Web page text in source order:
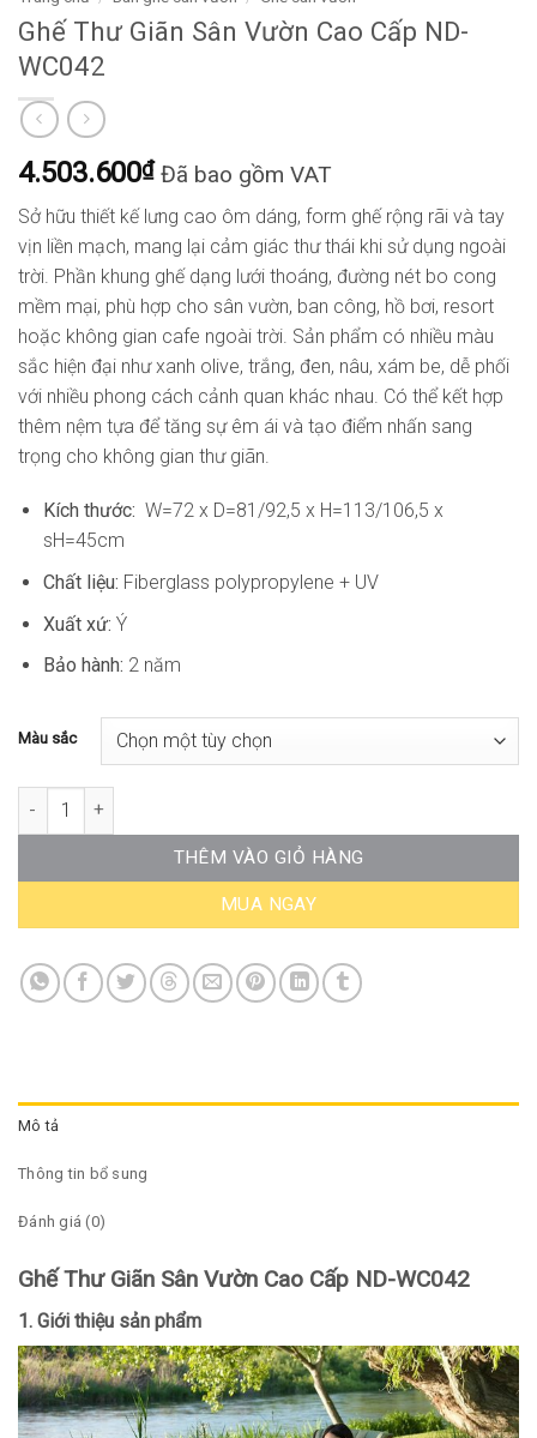
Ghế Thư Giãn Sân Vườn Cao Cấp ND-
WC042
4.503.600₫ Đã bao gồm VAT
Sở hữu thiết kế lưng cao ôm dáng, form ghế rộng rãi và tay
vịn liền mạch, mang lại cảm giác thư thái khi sử dụng ngoài
trời. Phần khung ghế dạng lưới thoáng, đường nét bo cong
mềm mại, phù hợp cho sân vườn, ban công, hồ bơi, resort
hoặc không gian cafe ngoài trời. Sản phẩm có nhiều màu
sắc hiện đại như xanh olive, trắng, đen, nâu, xám be, dễ phối
với nhiều phong cách cảnh quan khác nhau. Có thể kết hợp
thêm nệm tựa để tăng sự êm ái và tạo điểm nhấn sang
trọng cho không gian thư giãn.
Kích thước: W=72 x D=81/92,5 x H=113/106,5 x
sH=45cm
Chất liệu: Fiberglass polypropylene + UV
Xuất xứ: Ý
Bảo hành: 2 năm
Màu sắc
Ghế Thư Giãn Sân Vườn Cao Cấp ND-WC042 số lượng
THÊM VÀO GIỎ HÀNG
MUA NGAY
Mô tả
Thông tin bổ sung
Đánh giá (0)
Ghế Thư Giãn Sân Vườn Cao Cấp ND-WC042
1. Giới thiệu sản phẩm